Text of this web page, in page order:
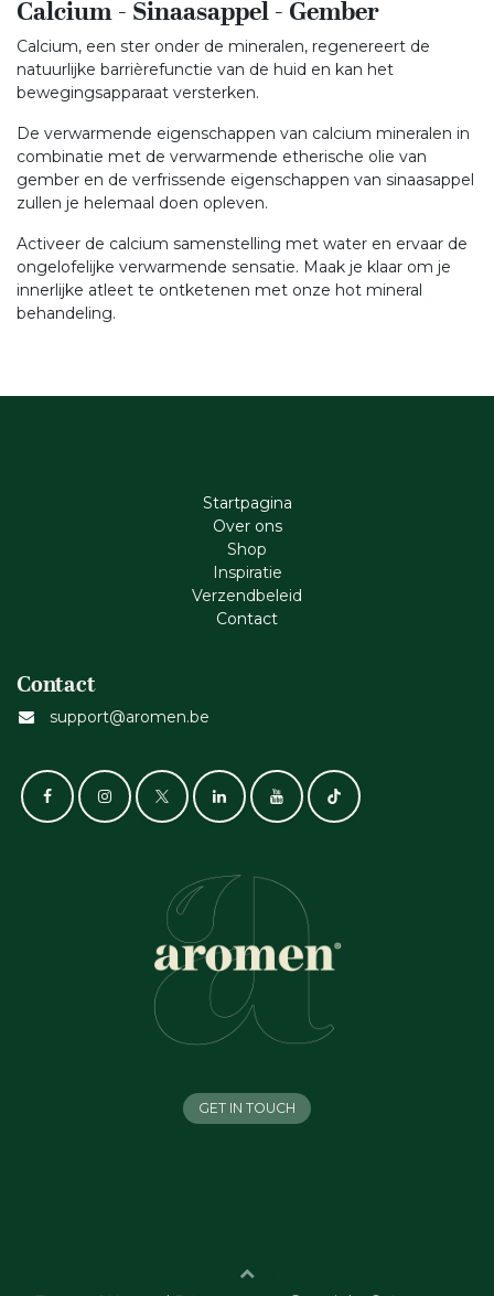
Calcium - Sinaasappel - Gember
Calcium, een ster onder de mineralen, regenereert de
natuurlijke barrièrefunctie van de huid en kan het
bewegingsapparaat versterken.
De verwarmende eigenschappen van calcium mineralen in
combinatie met de verwarmende etherische olie van
gember en de verfrissende eigenschappen van sinaasappel
zullen je helemaal doen opleven.
Activeer de calcium samenstelling met water en ervaar de
ongelofelijke verwarmende sensatie. Maak je klaar om je
innerlijke atleet te ontketenen met onze hot mineral
behandeling.
Startpagina
Ove​r​ ons
Shop
Inspiratie
Verzendbeleid
Cont​act
Contact
support@aromen.be
GET IN TOUCH